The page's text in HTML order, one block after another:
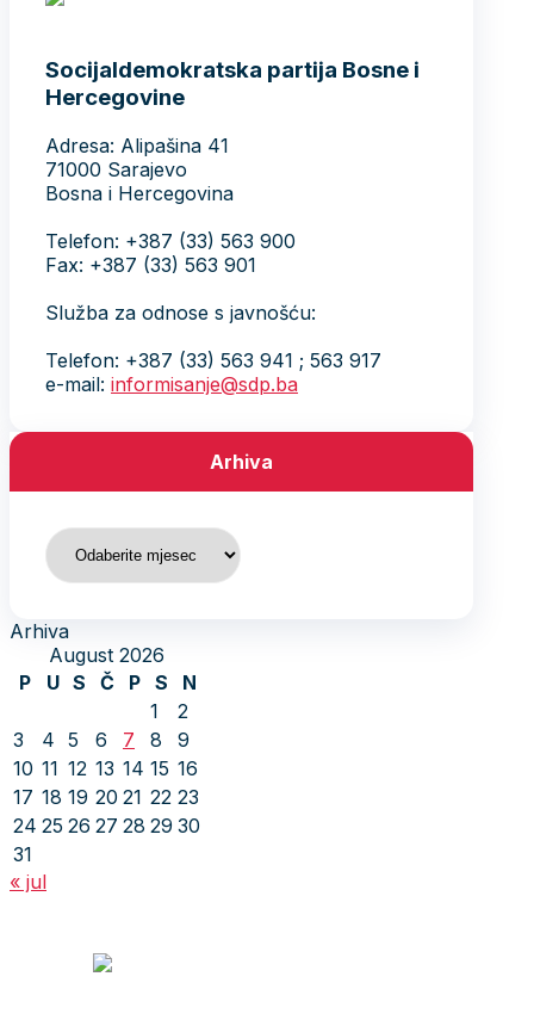
Socijaldemokratska partija Bosne i
Hercegovine
Adresa: Alipašina 41
71000 Sarajevo
Bosna i Hercegovina
Telefon: +387 (33) 563 900
Fax: +387 (33) 563 901
Služba za odnose s javnošću:
Telefon: +387 (33) 563 941 ; 563 917
e-mail: informisanje@sdp.ba
Arhiva
Arhiva
Arhiva
August 2026
P
U S Č P S
N
1
2
3
4 5 6 7 8
9
10 11 12 13 14 15 16
17 18 19 20 21 22 23
24 25 26 27 28 29 30
31
« jul